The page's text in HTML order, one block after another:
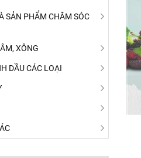
SẢN PHẨM CHĂM SÓC
XÔNG
DẦU CÁC LOẠI